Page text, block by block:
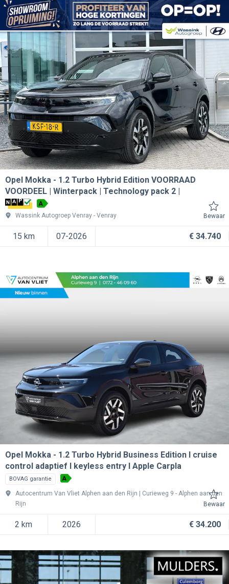
Opel Mokka
1.2 Turbo Hybrid Edition VOORRAAD
VOORDEEL | Winterpack | Technology pack 2 |
A
Wassink Autogroep Venray
Venray Bewaar
15 km 07-2026 € 34.740
Opel Mokka
1.2 Turbo Hybrid Business Edition l cruise
control adaptief l keyless entry l Apple Carpla
BOVAG garantie A
Autocentrum Van Vliet Alphen aan den Rijn | Curieweg 9
Alphen aan den
Rijn
Bewaar
2 km 2026 € 34.200